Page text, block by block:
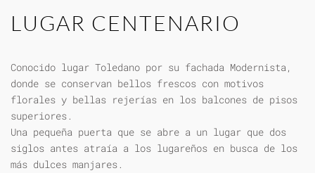
LUGAR CENTENARIO
Conocido lugar Toledano por su fachada Modernista,
donde se conservan bellos frescos con motivos
florales y bellas rejerías en los balcones de pisos
superiores.
Una pequeña puerta que se abre a un lugar que dos
siglos antes atraía a los lugareños en busca de los
más dulces manjares.